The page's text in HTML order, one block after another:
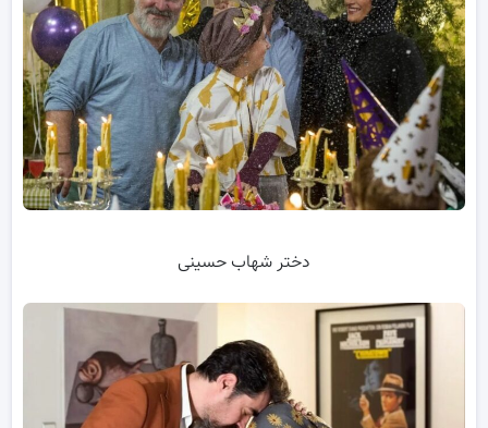
دختر شهاب حسینی